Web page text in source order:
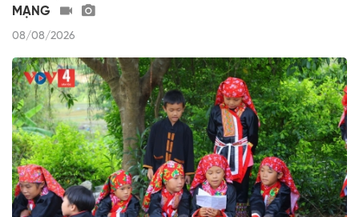
MẠNG
08/08/2026